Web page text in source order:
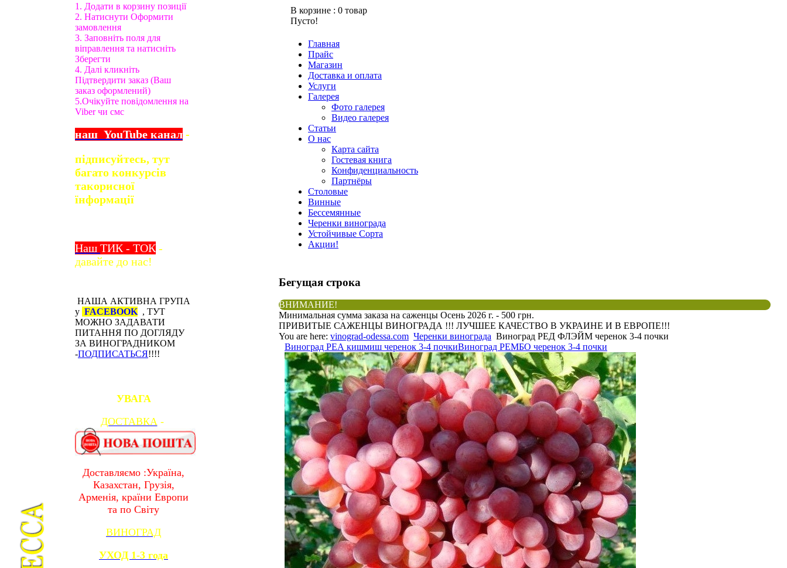
1. Додати в корзину позиції
2. Натиснути Оформити
замовлення
3. Заповніть поля для
віправлення та натисніть
Зберегти
4. Далі кликніть
Підтвердити заказ (Ваш
заказ оформлений)
5.Очікуйте повідомлення на
Viber чи смс
наш YouTube канал -
підписуйтесь, тут
багато конкурсів
такорисної
їнформації
Наш ТИК - ТОК -
давайте до нас!
НАША АКТИВНА ГРУПА
у FACEBOOK, ТУТ
МОЖНО ЗАДАВАТИ
ПИТАННЯ ПО ДОГЛЯДУ
ЗА ВИНОГРАДНИКОМ
-ПОДПИСАТЬСЯ!!!!
УВАГА
ДОСТАВКА-
Доставляємо :Україна,
Казахстан, Грузія,
Арменія, країни Европи
та по Світу
ВИНОГРАД
УХОД 1-3 года
В корзине : 0 товар
Пусто!
Главная
Прайс
Магазин
Доставка и оплата
Услуги
Галерея
Фото галерея
Видео галерея
Статьи
О нас
Карта сайта
Гостевая книга
Конфиденциальность
Партнёры
Столовые
Винные
Бессемянные
Черенки винограда
Устойчивые Сорта
Акции!
Бегущая строка
ВНИМАНИЕ!
Минимальная сумма заказа на саженцы Осень 2026 г. - 500 грн.
ПРИВИТЫЕ САЖЕНЦЫ ВИНОГРАДА !!! ЛУЧШЕЕ КАЧЕСТВО В УКРАИНЕ И В ЕВРОПЕ!!!
You are here: vinograd-odessa.com Черенки винограда Виноград РЕД ФЛЭЙМ черенок 3-4 почки
Виноград РЕА кишмиш черенок 3-4 почкиВиноград РЕМБО черенок 3-4 почки